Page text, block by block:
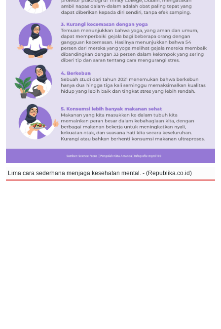
Lima cara sederhana menjaga kesehatan mental. - (Republika.co.id)